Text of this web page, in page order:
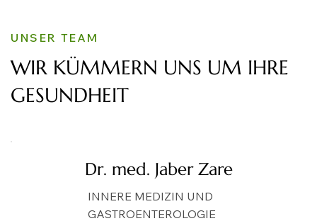
UNSER TEAM
WIR KÜMMERN UNS UM IHRE
GESUNDHEIT
Dr. med. Jaber Zare
INNERE MEDIZIN UND
GASTROENTEROLOGIE